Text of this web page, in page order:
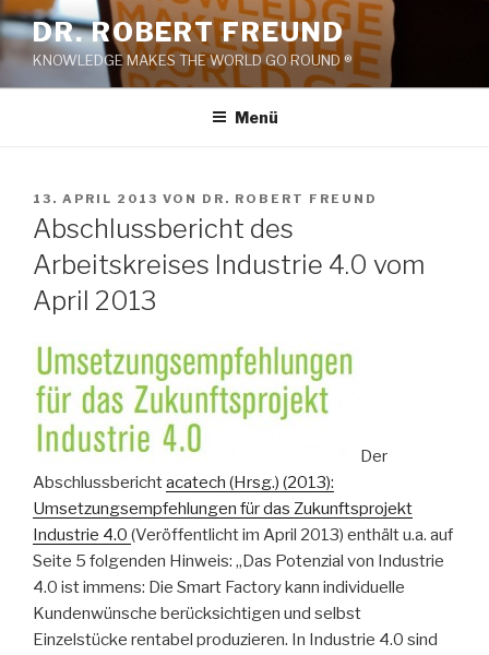
Zum
Inhalt
springen
DR. ROBERT FREUND
KNOWLEDGE MAKES THE WORLD GO ROUND ®
Menü
VERÖFFENTLICHT
AM
13. APRIL 2013 VON DR. ROBERT FREUND
Abschlussbericht des
Arbeitskreises Industrie 4.0 vom
April 2013
Der
Abschlussberichtacatech (Hrsg.) (2013):
Umsetzungsempfehlungen für das Zukunftsprojekt
Industrie 4.0 (Veröffentlicht im April 2013) enthält u.a. auf
Seite 5 folgenden Hinweis: „Das Potenzial von Industrie
4.0 ist immens: Die Smart Factory kann individuelle
Kundenwünsche berücksichtigen und selbst
Einzelstücke rentabel produzieren. In Industrie 4.0 sind